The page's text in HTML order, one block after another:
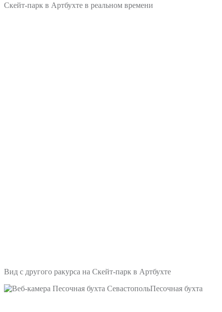
Скейт-парк в Артбухте в реальном времени
Вид с другого ракурса на Скейт-парк в Артбухте
Песочная бухта